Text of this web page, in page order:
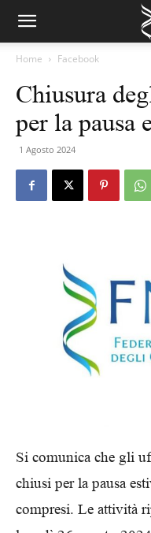
Home Facebook
Chiusura
per la pausa
1 Agosto 2024
Si comunica che gli
chiusi per la pausa
compresi. Le attività